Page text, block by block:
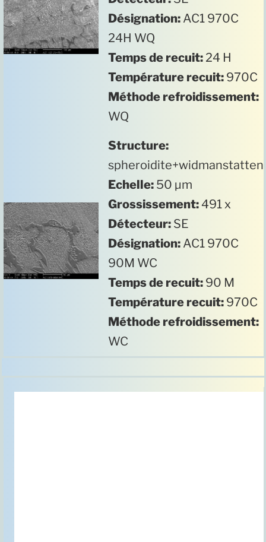
Désignation: AC1 970C
24H WQ
Temps de recuit: 24 H
Température recuit: 970C
Méthode refroidissement:
WQ
Structure:
spheroidite+widmanstatten
Echelle: 50 µm
Grossissement: 491 x
Détecteur: SE
Désignation: AC1 970C
90M WC
Temps de recuit: 90 M
Température recuit: 970C
Méthode refroidissement:
WC